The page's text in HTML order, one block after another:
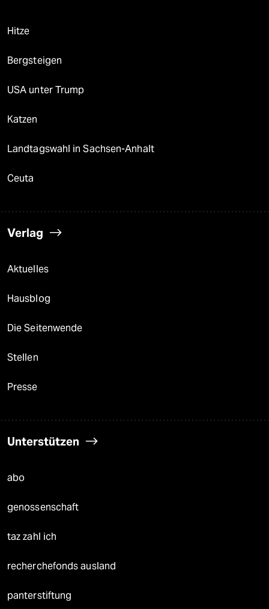
Hitze
Bergsteigen
USA unter Trump
Katzen
Landtagswahl in Sachsen-Anhalt
Ceuta
Verlag
Aktuelles
Hausblog
Die Seitenwende
Stellen
Presse
Unterstützen
abo
genossenschaft
taz zahl ich
recherchefonds ausland
panterstiftung